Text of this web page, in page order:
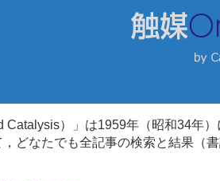
Catalysis）」は1959年（昭和34年
どなたでも全記事の検索と結果（